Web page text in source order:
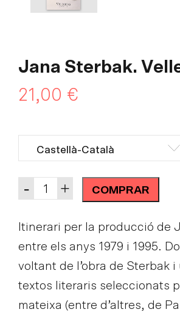
Jana Sterbak.
21,00 €
Quantity +
- COMPRAR
Itinerari per la producció de
entre els anys 1979 i 1995.
voltant de l’obra de Sterbak
textos literaris seleccionats
mateixa (entre d’altres, de